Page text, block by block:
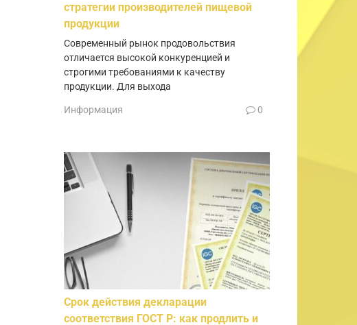
стратегии производителей пищевой
продукции
Современный рынок продовольствия
отличается высокой конкуренцией и
строгими требованиями к качеству
продукции. Для выхода
Информация 0
Срок действия декларации
соответствия ГОСТ Р: как продлить и